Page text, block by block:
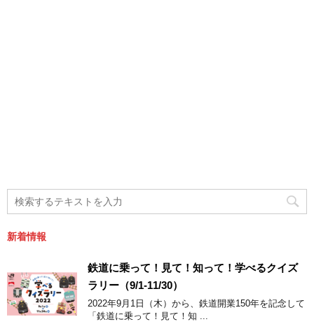
新着情報
鉄道に乗って！見て！知って！学べるクイズ
ラリー（9/1-11/30）
2022年9月1日（木）から、鉄道開業150年を記念して
「鉄道に乗って！見て！知 ...